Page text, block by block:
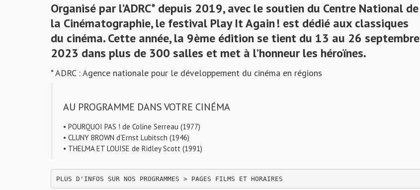
Organisé par l’ADRC* depuis 2019, avec le soutien du Centre National de
la Cinématographie, le festival Play It Again ! est dédié aux classiques
du cinéma. Cette année, la 9ème édition se tient du 13 au 26 septembre
2023 dans plus de 300 salles et met à l’honneur les héroïnes.
* ADRC : Agence nationale pour le développement du cinéma en régions
AU PROGRAMME DANS VOTRE CINÉMA
• POURQUOI PAS ! de Coline Serreau (1977)
• CLUNY BROWN d’Ernst Lubitsch (1946)
• THELMA ET LOUISE de Ridley Scott (1991)
PLUS D'INFOS SUR NOS PROGRAMMES > PAGES FILMS ET HORAIRES